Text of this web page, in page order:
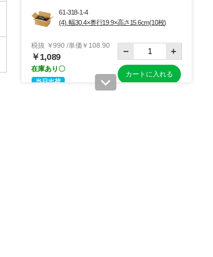
61-318-1-4
(4). 幅30.4×奥行19.9×高さ15.6cm(10枚)
税抜 ￥990 /単価￥108.90
￥1,089
在庫あり〇
当日出荷
カートに入れる